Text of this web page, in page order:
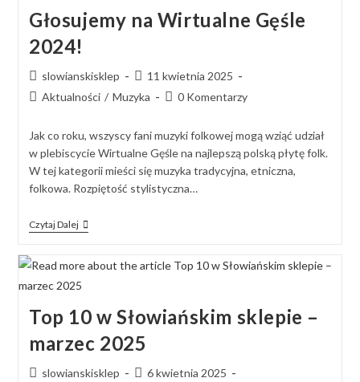
Głosujemy na Wirtualne Gęśle
2024!
slowianskisklep
11 kwietnia 2025
Aktualności / Muzyka 0 Komentarzy
Jak co roku, wszyscy fani muzyki folkowej mogą wziąć udział
w plebiscycie Wirtualne Gęśle na najlepszą polską płytę folk.
W tej kategorii mieści się muzyka tradycyjna, etniczna,
folkowa. Rozpiętość stylistyczna…
Czytaj Dalej
Top 10 w Słowiańskim sklepie –
marzec 2025
slowianskisklep
6 kwietnia 2025